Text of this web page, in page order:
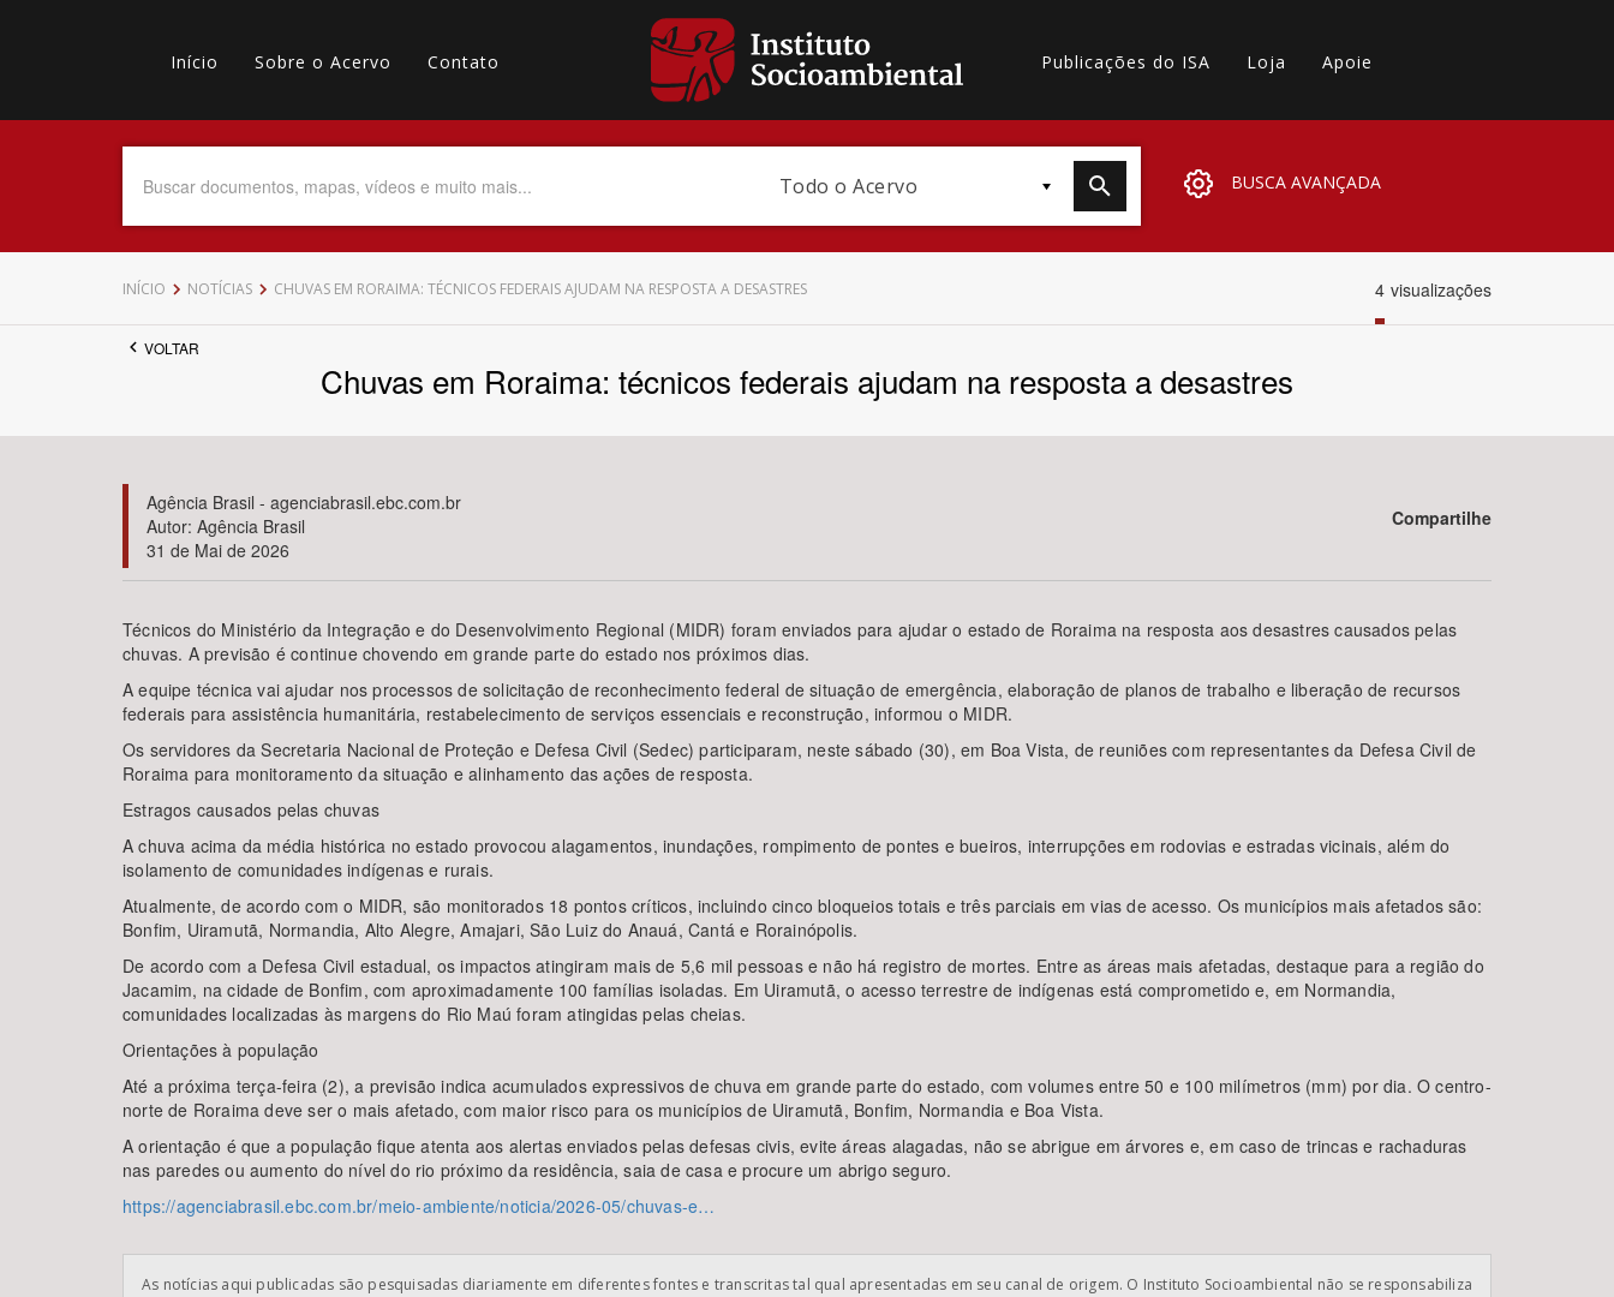
Main
navigation
Início Sobre o Acervo Contato
secundário
Publicações do ISA Loja Apoie
Todo o Acervo BUSCA AVANÇADA
Data do Documento Até
Bioma / Bacia
Tema
Área de Levantamento
INÍCIO NOTÍCIAS CHUVAS EM RORAIMA: TÉCNICOS FEDERAIS AJUDAM NA RESPOSTA A DESASTRES 4 visualizações
VOLTAR
Chuvas em Roraima: técnicos federais ajudam na resposta a desastres
Agência Brasil - agenciabrasil.ebc.com.br
Autor: Agência Brasil
31 de Mai de 2026
Compartilhe
Técnicos do Ministério da Integração e do Desenvolvimento Regional (MIDR) foram enviados para ajudar o estado de Roraima na resposta aos desastres causados pelas
chuvas. A previsão é continue chovendo em grande parte do estado nos próximos dias.
A equipe técnica vai ajudar nos processos de solicitação de reconhecimento federal de situação de emergência, elaboração de planos de trabalho e liberação de recursos
federais para assistência humanitária, restabelecimento de serviços essenciais e reconstrução, informou o MIDR.
Os servidores da Secretaria Nacional de Proteção e Defesa Civil (Sedec) participaram, neste sábado (30), em Boa Vista, de reuniões com representantes da Defesa Civil de
Roraima para monitoramento da situação e alinhamento das ações de resposta.
Estragos causados pelas chuvas
A chuva acima da média histórica no estado provocou alagamentos, inundações, rompimento de pontes e bueiros, interrupções em rodovias e estradas vicinais, além do
isolamento de comunidades indígenas e rurais.
Atualmente, de acordo com o MIDR, são monitorados 18 pontos críticos, incluindo cinco bloqueios totais e três parciais em vias de acesso. Os municípios mais afetados são:
Bonfim, Uiramutã, Normandia, Alto Alegre, Amajari, São Luiz do Anauá, Cantá e Rorainópolis.
De acordo com a Defesa Civil estadual, os impactos atingiram mais de 5,6 mil pessoas e não há registro de mortes. Entre as áreas mais afetadas, destaque para a região do
Jacamim, na cidade de Bonfim, com aproximadamente 100 famílias isoladas. Em Uiramutã, o acesso terrestre de indígenas está comprometido e, em Normandia,
comunidades localizadas às margens do Rio Maú foram atingidas pelas cheias.
Orientações à população
Até a próxima terça-feira (2), a previsão indica acumulados expressivos de chuva em grande parte do estado, com volumes entre 50 e 100 milímetros (mm) por dia. O centro-
norte de Roraima deve ser o mais afetado, com maior risco para os municípios de Uiramutã, Bonfim, Normandia e Boa Vista.
A orientação é que a população fique atenta aos alertas enviados pelas defesas civis, evite áreas alagadas, não se abrigue em árvores e, em caso de trincas e rachaduras
nas paredes ou aumento do nível do rio próximo da residência, saia de casa e procure um abrigo seguro.
https://agenciabrasil.ebc.com.br/meio-ambiente/noticia/2026-05/chuvas-e…
As notícias aqui publicadas são pesquisadas diariamente em diferentes fontes e transcritas tal qual apresentadas em seu canal de origem. O Instituto Socioambiental não se responsabiliza